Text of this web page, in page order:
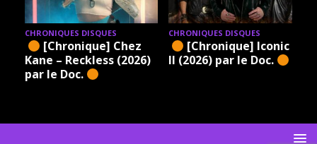
CHRONIQUES DISQUES
[Chronique] Chez
Kane – Reckless (2026)
par le Doc.
CHRONIQUES DISQUES
[Chronique] Iconic –
II (2026) par le Doc.